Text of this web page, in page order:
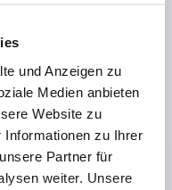
und Anzeigen zu
Medien anbieten
Website zu
Informationen zu Ihrer
Partner für
weiter. Unsere
D=18,